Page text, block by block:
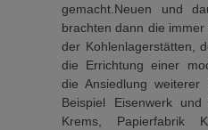
gemacht.Neuen und
brachten dann die
der Kohlenlagerstätten,
die Errichtung einer
die Ansiedlung weiterer
Beispiel Eisenwerk und
Krems, Papierfabrik